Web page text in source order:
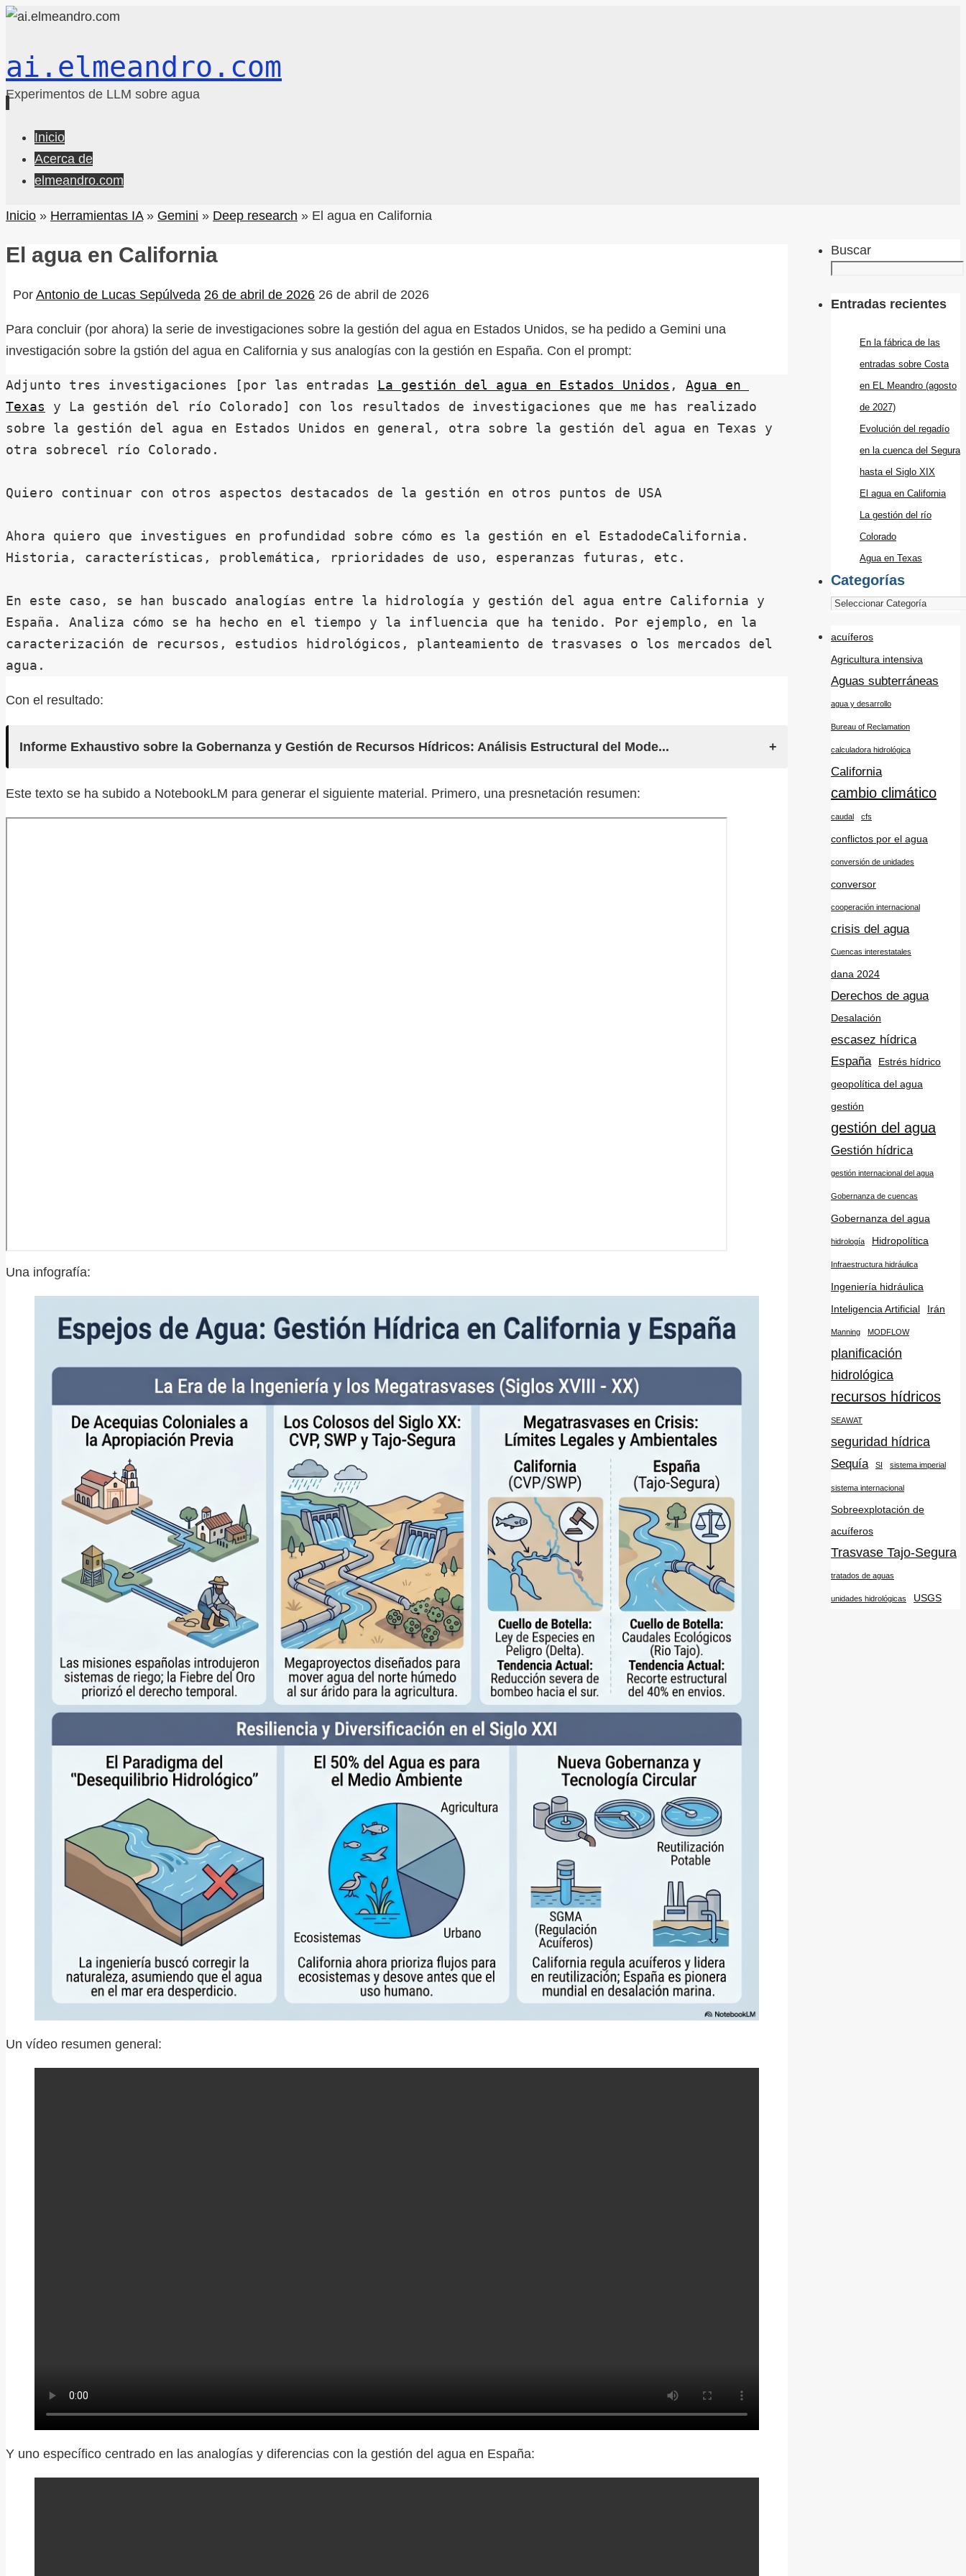
ai.elmeandro.com
Experimentos de LLM sobre agua
contenido
Inicio
Acerca de
elmeandro.com
Inicio » Herramientas IA» Gemini » Deep research » El agua en California
El agua en California
Por Antonio de Lucas Sepúlveda 26 de abril de 2026 26 de abril de 2026
Para concluir (por ahora) la serie de investigaciones sobre la gestión del agua en Estados Unidos, se ha pedido a Gemini una
investigación sobre la gstión del agua en California y sus analogías con la gestión en España. Con el prompt:
Adjunto tres investigaciones [por las entradas La gestión del agua en Estados Unidos , Agua en
Texas y La gestión del río Colorado] con los resultados de investigaciones que me has realizado
sobre la gestión del agua en Estados Unidos en general, otra sobre la gestión del agua en Texas y
otra sobrecel río Colorado.
Quiero continuar con otros aspectos destacados de la gestión en otros puntos de USA
Ahora quiero que investigues en profundidad sobre cómo es la gestión en el EstadodeCalifornia.
Historia, características, problemática, rprioridades de uso, esperanzas futuras, etc.
En este caso, se han buscado analogías entre la hidrología y gestión del agua entre California y
España. Analiza cómo se ha hecho en el tiempo y la influencia que ha tenido. Por ejemplo, en la
caracterización de recursos, estudios hidrológicos, planteamiento de trasvases o los mercados del
agua.
Con el resultado:
Informe Exhaustivo sobre la Gobernanza y Gestión de Recursos Hídricos: Análisis Estructural del Mode...
Este texto se ha subido a NotebookLM para generar el siguiente material. Primero, una presnetación resumen:
Una infografía:
Un vídeo resumen general:
Y uno específico centrado en las analogías y diferencias con la gestión del agua en España:
Buscar
Entradas recientes
En la fábrica de las
entradas sobre Costa
en EL Meandro (agosto
de 2027)
Evolución del regadío
en la cuenca del Segura
hasta el Siglo XIX
El agua en California
La gestión del río
Colorado
Agua en Texas
Categorías
acuíferos
Agricultura intensiva
Aguas subterráneas
agua y desarrollo
Bureau of Reclamation
calculadora hidrológica
California
cambio climático
caudal cfs
conflictos por el agua
conversión de unidades
conversor
cooperación internacional
crisis del agua
Cuencas interestatales
dana 2024
Derechos de agua
Desalación
escasez hídrica
España
Estrés hídrico
geopolítica del agua
gestión
gestión del agua
Gestión hídrica
gestión internacional del agua
Gobernanza de cuencas
Gobernanza del agua
hidrología Hidropolítica
Infraestructura hidráulica
Ingeniería hidráulica
Inteligencia Artificial
Irán
Manning MODFLOW
planificación
hidrológica
recursos hídricos
SEAWAT
seguridad hídrica
Sequía SI sistema imperial
sistema internacional
Sobreexplotación de
acuíferos
Trasvase Tajo-Segura
tratados de aguas
unidades hidrológicas USGS